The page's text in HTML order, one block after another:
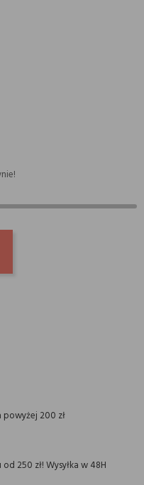
200 zł
250 zł! Wysyłka w 48H